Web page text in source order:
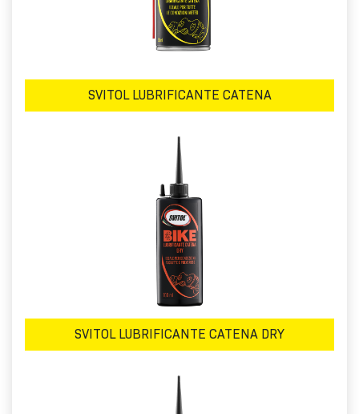
SVITOL LUBRIFICANTE CATENA
SVITOL LUBRIFICANTE CATENA DRY